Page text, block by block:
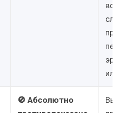
или
🚫 Абсолютно